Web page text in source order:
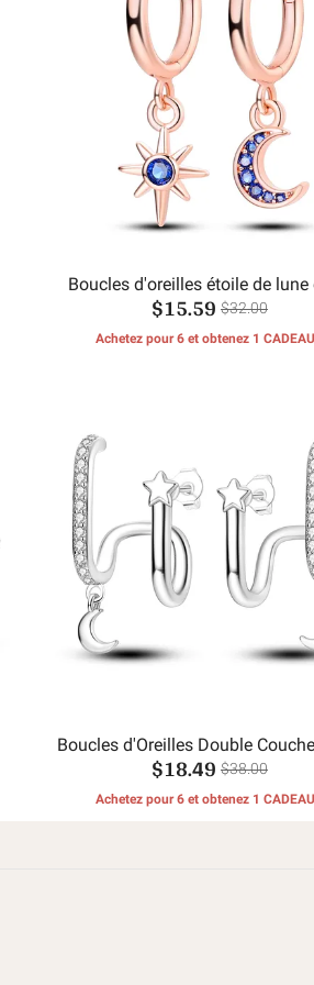
Boucles d'oreilles étoile de lune
rose
$15.59 $32.00
Achetez pour 6 et obtenez 1
Boucles d'Oreilles Double
Lune
$18.49 $38.00
Achetez pour 6 et obtenez 1